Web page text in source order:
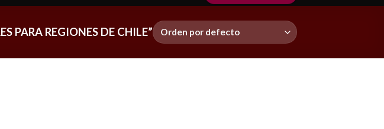
PARA REGIONES DE CHILE”